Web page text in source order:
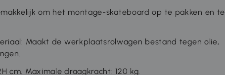
om het montage-skateboard op te pakken en te
Maakt de werkplaatsrolwagen bestand tegen olie,
cm. Maximale draagkracht: 120 kg.